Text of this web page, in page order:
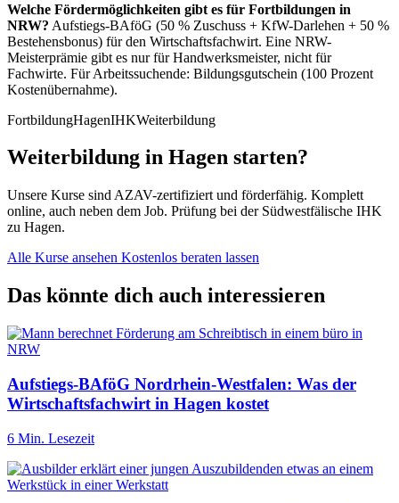
Welche Fördermöglichkeiten gibt es für Fortbildungen in
NRW? Aufstiegs-BAföG (50 % Zuschuss + KfW-Darlehen + 50 %
Bestehensbonus) für den Wirtschaftsfachwirt. Eine NRW-
Meisterprämie gibt es nur für Handwerksmeister, nicht für
Fachwirte. Für Arbeitssuchende: Bildungsgutschein (100 Prozent
Kostenübernahme).
FortbildungHagenIHKWeiterbildung
Weiterbildung in Hagen starten?
Unsere Kurse sind AZAV-zertifiziert und förderfähig. Komplett
online, auch neben dem Job. Prüfung bei der Südwestfälische IHK
zu Hagen.
Alle Kurse ansehen Kostenlos beraten lassen
Das könnte dich auch interessieren
Aufstiegs-BAföG Nordrhein-Westfalen: Was der
Wirtschaftsfachwirt in Hagen kostet
6 Min. Lesezeit